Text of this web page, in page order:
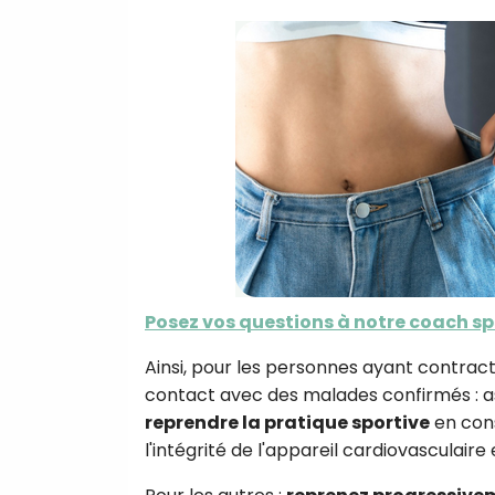
Posez vos questions à notre coach
Ainsi, pour les personnes ayant
contact avec des malades confirmés :
reprendre la pratique sportiveen
l'intégrité de l'appareil